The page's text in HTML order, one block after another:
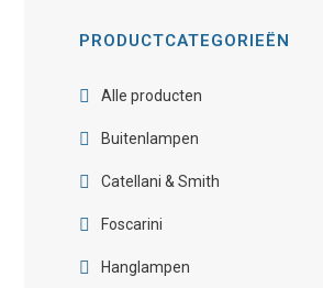
PRODUCTCATEGORIEËN
Alle producten
Buitenlampen
Catellani & Smith
Foscarini
Hanglampen